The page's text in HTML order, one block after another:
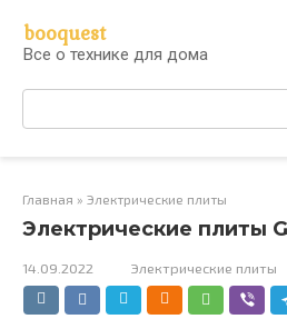
контенту
booquest
Все о технике для дома
Поиск:
Главная » Электрические плиты
Электрические плиты
14.09.2022 Электрические плиты